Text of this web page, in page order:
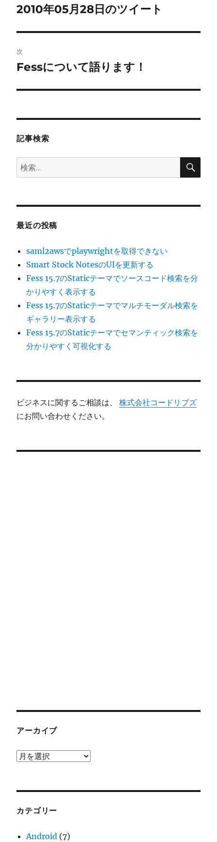
稿
ビ
ゲ
ー
前
投
稿:
2010年05月28日のツイート
次
次
投
Fessについて語ります！
記事検索
検
索:
検
最近の投稿
saml2awsでplaywrightを取得できない
Smart Stock NotesのUIを更新する
Fess 15.7のStaticテーマでソースコード検索を分
かりやすく表示する
Fess 15.7のStaticテーマでマルチモーダル検索を
ギャラリー表示する
Fess 15.7のStaticテーマでセマンティック検索を
分かりやすく可視化する
ビジネスに関するご相談は、株式会社コードリブズ
にお問い合わせください。
アーカイブ
ア
ブ
カテゴリー
Android (7)